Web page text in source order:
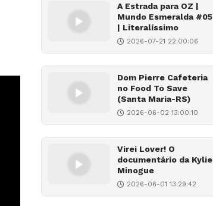
A Estrada para OZ |
Mundo Esmeralda #05
| Literalíssimo
2026-07-21 22:00:06
Dom Pierre Cafeteria
no Food To Save
(Santa Maria-RS)
2026-06-02 13:00:10
Virei Lover! O
documentário da Kylie
Minogue
2026-06-01 13:29:42